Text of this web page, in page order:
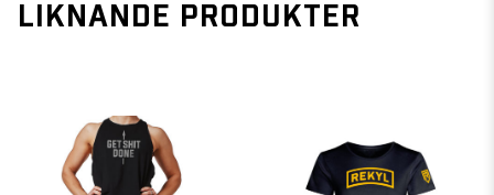
LIKNANDE PRODUKTER